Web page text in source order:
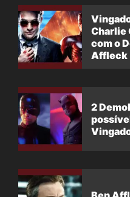
Charlie
com o
Affleck
2